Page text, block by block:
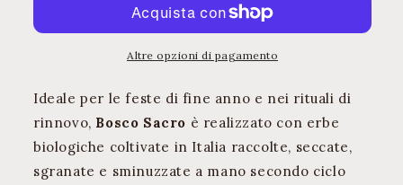
Rituale
Altre opzioni di pagamento
Ideale per le feste di fine anno e nei rituali di
rinnovo, Bosco Sacro è realizzato con erbe
biologiche coltivate in Italia raccolte, seccate,
sgranate e sminuzzate a mano secondo ciclo